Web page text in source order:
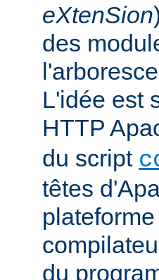
eXtenSion
des
L'idée est
HTTP
du script
têtes
du